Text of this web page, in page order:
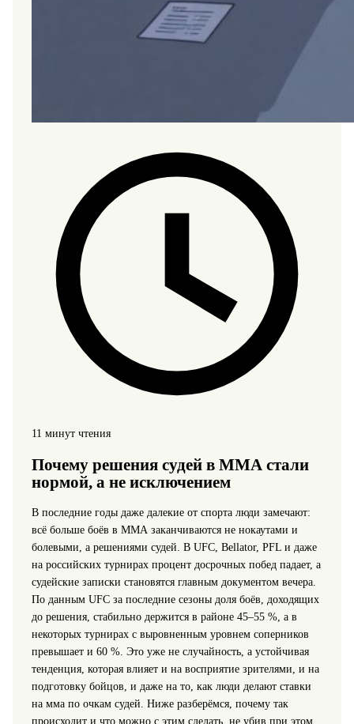
11 минут чтения
Почему решения судей в ММА стали
нормой, а не исключением
В последние годы даже далекие от спорта люди замечают:
всё больше боёв в ММА заканчиваются не нокаутами и
болевыми, а решениями судей. В UFC, Bellator, PFL и даже
на российских турнирах процент досрочных побед падает, а
судейские записки становятся главным документом вечера.
По данным UFC за последние сезоны доля боёв, доходящих
до решения, стабильно держится в районе 45–55 %, а в
некоторых турнирах с выровненным уровнем соперников
превышает и 60 %. Это уже не случайность, а устойчивая
тенденция, которая влияет и на восприятие зрителями, и на
подготовку бойцов, и даже на то, как люди делают ставки
на мма по очкам судей. Ниже разберёмся, почему так
происходит и что можно с этим сделать, не убив при этом